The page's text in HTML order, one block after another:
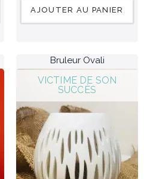
AJOUTER AU PANIER
Bruleur Ovali